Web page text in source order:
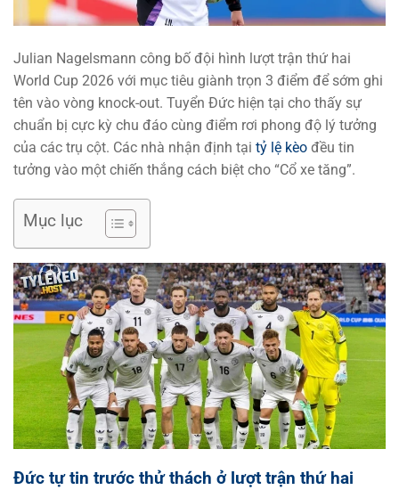
Julian Nagelsmann công bố đội hình lượt trận thứ hai
World Cup 2026 với mục tiêu giành trọn 3 điểm để sớm ghi
tên vào vòng knock-out. Tuyển Đức hiện tại cho thấy sự
chuẩn bị cực kỳ chu đáo cùng điểm rơi phong độ lý tưởng
của các trụ cột. Các nhà nhận định tại tỷ lệ kèo đều tin
tưởng vào một chiến thắng cách biệt cho “Cổ xe tăng”.
Mục lục
Đức tự tin trước thử thách ở lượt trận thứ hai